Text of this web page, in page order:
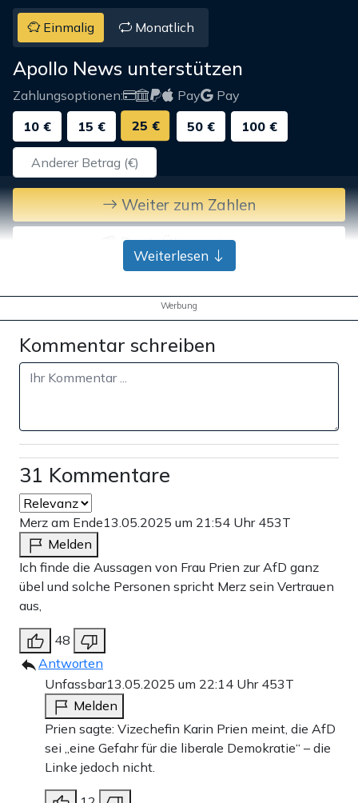
Einmalig Monatlich
Apollo News unterstützen
Zahlungsoptionen: Pay
Pay
10 €
15 € 25 € 50 € 100 €
Weiter zum Zahlen
Bank-Überweisung
Weiterlesen
Werbung
Kommentar schreiben
31 Kommentare
Merz am Ende13.05.2025 um 21:54 Uhr 453T
Melden
Ich finde die Aussagen von Frau Prien zur AfD ganz
übel und solche Personen spricht Merz sein Vertrauen
aus,
48
Antworten
Unfassbar13.05.2025 um 22:14 Uhr 453T
Melden
Prien sagte: Vizechefin Karin Prien meint, die AfD
sei „eine Gefahr für die liberale Demokratie“ – die
Linke jedoch nicht.